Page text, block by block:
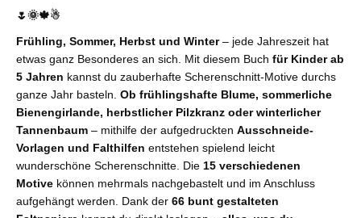
🌷🌞🍁☃
Frühling, Sommer, Herbst und Winter – jede Jahreszeit hat
etwas ganz Besonderes an sich. Mit diesem Buch für Kinder ab
5 Jahren kannst du zauberhafte Scherenschnitt-Motive durchs
ganze Jahr basteln. Ob frühlingshafte Blume, sommerliche
Bienengirlande, herbstlicher Pilzkranz oder winterlicher
Tannenbaum – mithilfe der aufgedruckten Ausschneide-
Vorlagen und Falthilfen entstehen spielend leicht
wunderschöne Scherenschnitte. Die 15 verschiedenen
Motive können mehrmals nachgebastelt und im Anschluss
aufgehängt werden. Dank der 66 bunt gestalteten